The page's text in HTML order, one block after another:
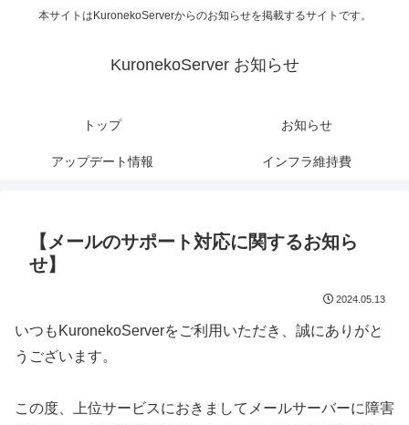
本サイトはKuronekoServerからのお知らせを掲載するサイトです。
KuronekoServer お知らせ
トップ お知らせ
アップデート情報 インフラ維持費
【メールのサポート対応に関するお知ら
せ】
2024.05.13
いつもKuronekoServerをご利用いただき、誠にありがと
うございます。
この度、上位サービスにおきましてメールサーバーに障害